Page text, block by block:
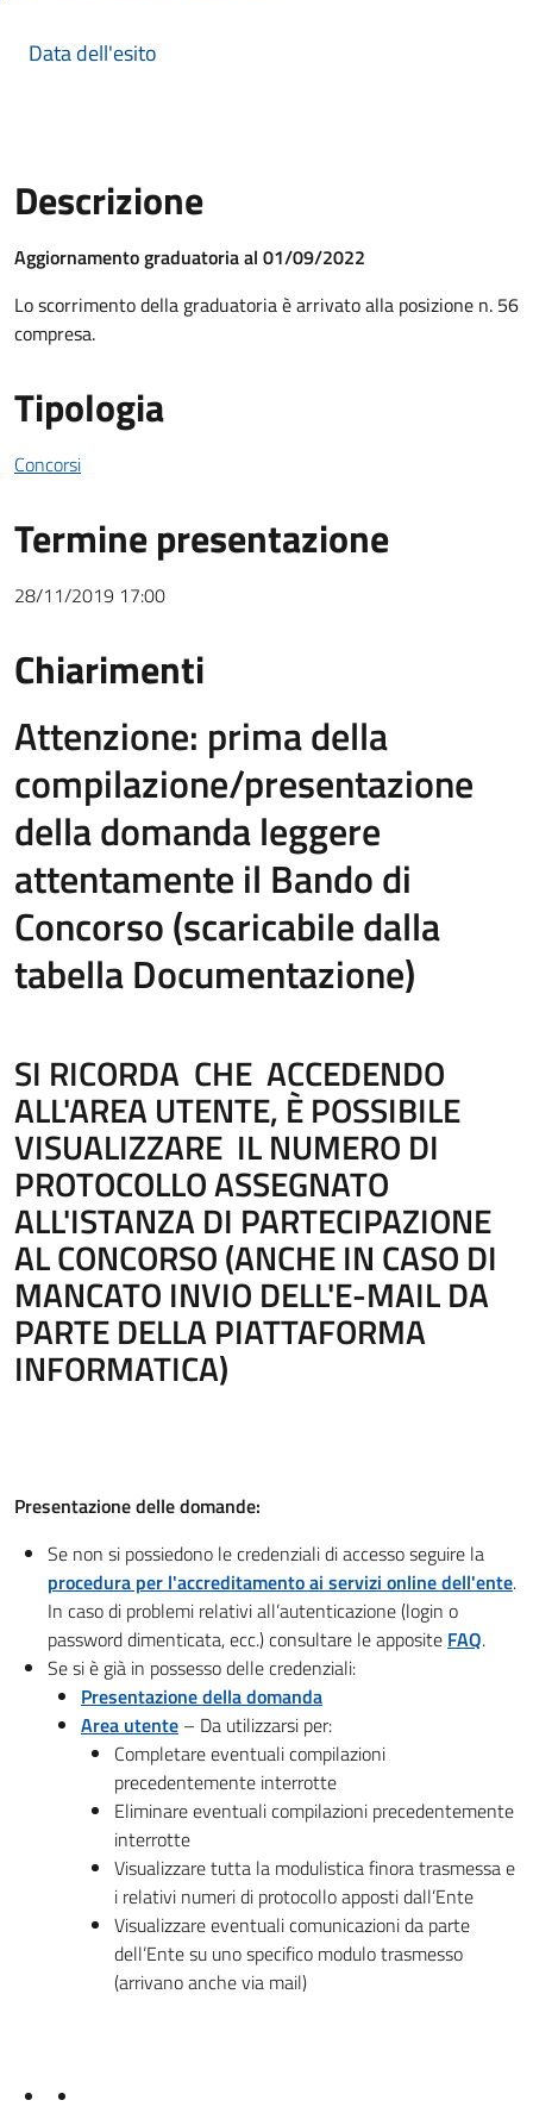
Data dell'esito
Descrizione
Descrizione Bando
Aggiornamento graduatoria al 01/09/2022
Lo scorrimento della graduatoria è arrivato alla posizione n. 56
compresa.
Tipologia
Concorsi
Termine presentazione
28/11/2019 17:00
Chiarimenti
Chiarimenti
Attenzione: prima della
compilazione/presentazione
della domanda leggere
attentamente il Bando di
Concorso (scaricabile dalla
tabella Documentazione)
SI RICORDA CHE ACCEDENDO
ALL'AREA UTENTE, È POSSIBILE
VISUALIZZARE IL NUMERO DI
PROTOCOLLO ASSEGNATO
ALL'ISTANZA DI PARTECIPAZIONE
AL CONCORSO (ANCHE IN CASO DI
MANCATO INVIO DELL'E-MAIL DA
PARTE DELLA PIATTAFORMA
INFORMATICA)
Presentazione delle domande:
Se non si possiedono le credenziali di accesso seguire la
procedura per l'accreditamento ai servizi online dell'ente.
In caso di problemi relativi all’autenticazione (login o
password dimenticata, ecc.) consultare le apposite FAQ.
Se si è già in possesso delle credenziali:
Presentazione della domanda
Area utente – Da utilizzarsi per:
Completare eventuali compilazioni
precedentemente interrotte
Eliminare eventuali compilazioni precedentemente
interrotte
Visualizzare tutta la modulistica finora trasmessa e
i relativi numeri di protocollo apposti dall’Ente
Visualizzare eventuali comunicazioni da parte
dell’Ente su uno specifico modulo trasmesso
(arrivano anche via mail)